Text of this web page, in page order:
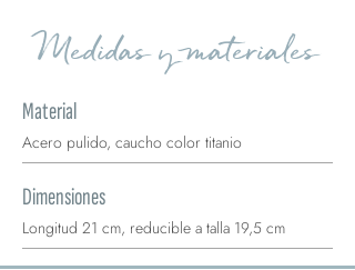
Medidas y materiales
Material
Acero pulido, caucho color titanio
Dimensiones
Longitud 21 cm, reducible a talla 19,5 cm